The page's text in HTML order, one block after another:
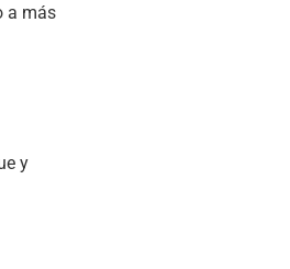
a más
y